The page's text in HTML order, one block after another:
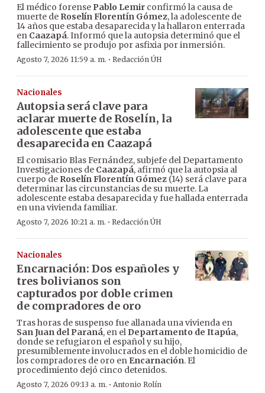
El médico forense Pablo Lemir confirmó la causa de
muerte de Roselín Florentín Gómez, la adolescente de
14 años que estaba desaparecida y la hallaron enterrada
en Caazapá. Informó que la autopsia determinó que el
fallecimiento se produjo por asfixia por inmersión.
Agosto 7, 2026 11:59 a. m. · Redacción ÚH
Nacionales
Autopsia será clave para
aclarar muerte de Roselín, la
adolescente que estaba
desaparecida en Caazapá
El comisario Blas Fernández, subjefe del Departamento
Investigaciones de Caazapá, afirmó que la autopsia al
cuerpo de Roselín Florentín Gómez (14) será clave para
determinar las circunstancias de su muerte. La
adolescente estaba desaparecida y fue hallada enterrada
en una vivienda familiar.
Agosto 7, 2026 10:21 a. m. · Redacción ÚH
Nacionales
Encarnación: Dos españoles y
tres bolivianos son
capturados por doble crimen
de compradores de oro
Tras horas de suspenso fue allanada una vivienda en
San Juan del Paraná, en el Departamento de Itapúa,
donde se refugiaron el español y su hijo,
presumiblemente involucrados en el doble homicidio de
los compradores de oro en Encarnación. El
procedimiento dejó cinco detenidos.
Agosto 7, 2026 09:13 a. m. · Antonio Rolín